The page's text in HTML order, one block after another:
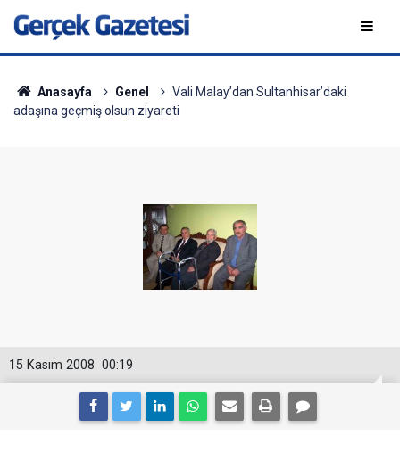
Anasayfa Genel
Vali Malay’dan Sultanhisar’daki
adaşına geçmiş olsun ziyareti
00:19
15 Kasım 2008